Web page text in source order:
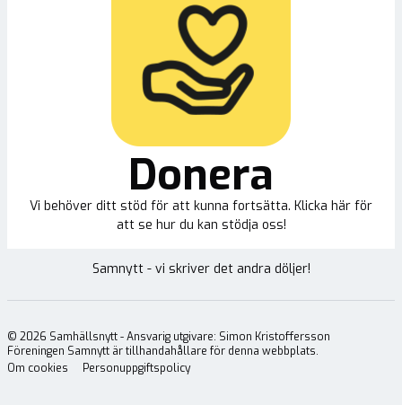
Donera
Vi behöver ditt stöd för att kunna fortsätta. Klicka här för
att se hur du kan stödja oss!
Samnytt - vi skriver det andra döljer!
© 2026 Samhällsnytt - Ansvarig utgivare: Simon Kristoffersson
Föreningen Samnytt är tillhandahållare för denna webbplats.
Om cookies
Personuppgiftspolicy